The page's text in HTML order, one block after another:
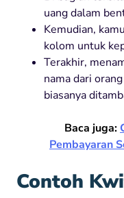
uang dalam
Kemudian,
kolom untuk
Terakhir,
nama dari
biasanya
Baca juga:
Pembayaran
Contoh